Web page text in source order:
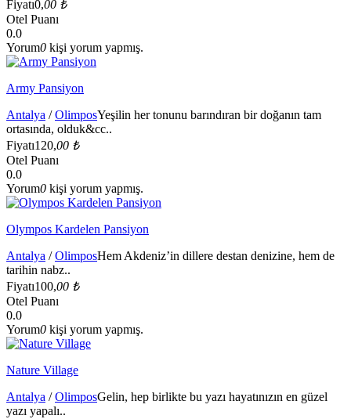
Fiyatı0,00 ₺
Otel Puanı
0.0
Yorum0 kişi yorum yapmış.
Army Pansiyon
Antalya /OlimposYeşilin her tonunu barındıran bir doğanın tam
ortasında, olduk&cc..
Fiyatı120,00 ₺
Otel Puanı
0.0
Yorum0 kişi yorum yapmış.
Olympos Kardelen Pansiyon
Antalya /OlimposHem Akdeniz’in dillere destan denizine, hem de
tarihin nabz..
Fiyatı100,00 ₺
Otel Puanı
0.0
Yorum0 kişi yorum yapmış.
Nature Village
Antalya /OlimposGelin, hep birlikte bu yazı hayatınızın en güzel
yazı yapalı..